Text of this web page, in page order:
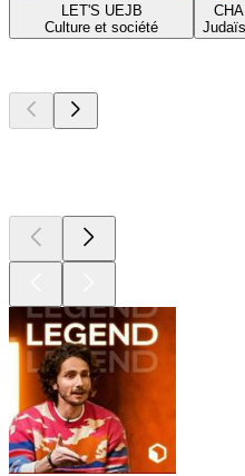
LET'S UEJB
Culture et société